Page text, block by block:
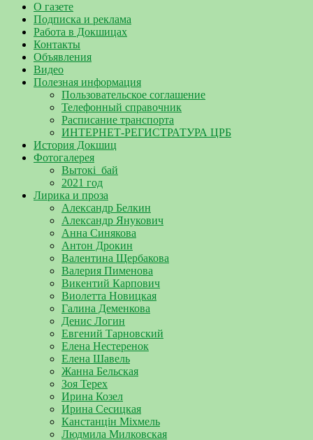
О газете
Подписка и реклама
Работа в Докшицах
Контакты
Объявления
Видео
Полезная информация
Пользовательское соглашение
Телефонный справочник
Расписание транспорта
ИНТЕРНЕТ-РЕГИСТРАТУРА ЦРБ
История Докшиц
Фотогалерея
Вытокі_бай
2021 год
Лирика и проза
Александр Белкин
Александр Янукович
Анна Синякова
Антон Дрокин
Валентина Щербакова
Валерия Пименова
Викентий Карпович
Виолетта Новицкая
Галина Деменкова
Денис Логин
Евгений Тарновский
Елена Нестеренок
Елена Шавель
Жанна Бельская
Зоя Терех
Ирина Козел
Ирина Сесицкая
Канстанцін Міхмель
Людмила Милковская